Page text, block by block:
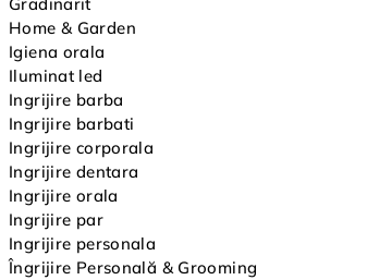
Home & Garden
Igiena orala
Iluminat led
Ingrijire barba
Ingrijire barbati
Ingrijire corporala
Ingrijire dentara
Ingrijire orala
Ingrijire par
Ingrijire personala
Îngrijire Personală & Grooming